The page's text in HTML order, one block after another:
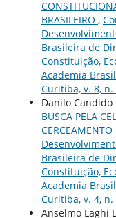
BRASILEIRO ,
Brasileira de
Constituição,
Academia
Curitiba, v. 8,
Danilo Candido
BUSCA PELA
CERCEAMENTO
Brasileira de
Constituição,
Academia
Curitiba, v. 4,
Anselmo Laghi